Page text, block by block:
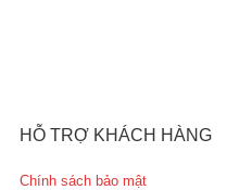
HỖ TRỢ KHÁCH HÀNG
Chính sách bảo mật